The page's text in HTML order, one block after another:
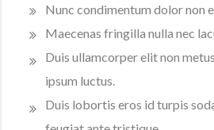
Nunc condimentum dolor non
Maecenas fringilla nulla nec
Duis ullamcorper elit non
ipsum luctus.
Duis lobortis eros id turpis